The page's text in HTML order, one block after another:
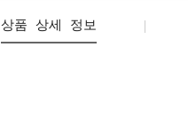
상품 상세 정보